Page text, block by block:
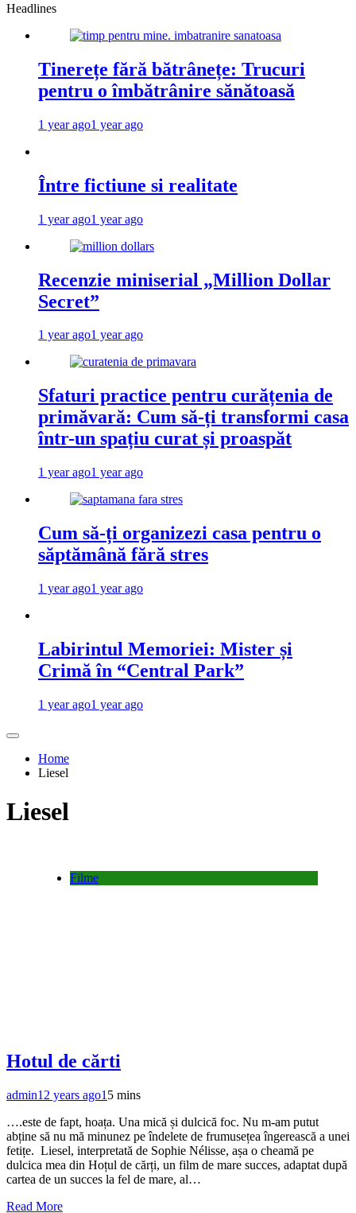
Headlines
Tinerețe fără bătrânețe: Trucuri
pentru o îmbătrânire sănătoasă
1 year ago1 year ago
Între fictiune si realitate
1 year ago1 year ago
Recenzie miniserial „Million Dollar
Secret”
1 year ago1 year ago
Sfaturi practice pentru curățenia de
primăvară: Cum să-ți transformi casa
într-un spațiu curat și proaspăt
1 year ago1 year ago
Cum să-ți organizezi casa pentru o
săptămână fără stres
1 year ago1 year ago
Labirintul Memoriei: Mister și
Crimă în “Central Park”
1 year ago1 year ago
Home
Liesel
Liesel
Filme
Hotul de cărti
admin12 years ago1 5 mins
….este de fapt, hoața. Una mică și dulcică foc. Nu m-am putut
abține să nu mă minunez pe îndelete de frumusețea îngerească a unei
fetițe. Liesel, interpretată de Sophie Nélisse, așa o cheamă pe
dulcica mea din Hoțul de cărți, un film de mare succes, adaptat după
cartea de un succes la fel de mare, al…
Read More